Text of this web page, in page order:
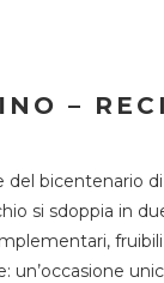
–
del bicentenario di
si sdoppia in
un’occasione